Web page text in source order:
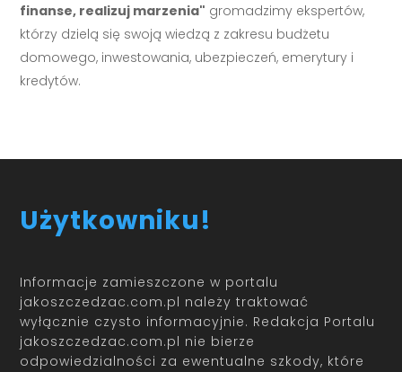
finanse, realizuj marzenia" gromadzimy ekspertów,
którzy dzielą się swoją wiedzą z zakresu budżetu
domowego, inwestowania, ubezpieczeń, emerytury i
kredytów.
Użytkowniku!
Informacje zamieszczone w portalu
jakoszczedzac.com.pl należy traktować
wyłącznie czysto informacyjnie. Redakcja Portalu
jakoszczedzac.com.pl nie bierze
odpowiedzialności za ewentualne szkody, które